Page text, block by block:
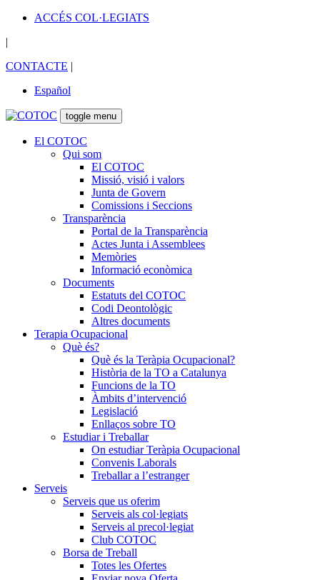
ACCÉS COL·LEGIATS
|
CONTACTE |
Español
toggle menu
El COTOC
Qui som
El COTOC
Missió, visió i valors
Junta de Govern
Comissions i Seccions
Transparència
Portal de la Transparència
Actes Junta i Assemblees
Memòries
Informació econòmica
Documents
Estatuts del COTOC
Codi Deontològic
Altres documents
Terapia Ocupacional
Què és?
Què és la Teràpia Ocupacional?
Història de la TO a Catalunya
Funcions de la TO
Àmbits d’intervenció
Legislació
Enllaços sobre TO
Estudiar i Treballar
On estudiar Teràpia Ocupacional
Convenis Laborals
Treballar a l’estranger
Serveis
Serveis que us oferim
Serveis als col·legiats
Serveis al precol·legiat
Club COTOC
Borsa de Treball
Totes les Ofertes